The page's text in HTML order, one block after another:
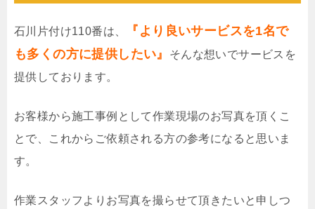
石川片付け110番は、
『より良いサービスを1名で
も多くの方に提供したい』
そんな想いでサービスを
提供しております。
お客様から施工事例として作業現場のお写真を頂くこ
とで、これからご依頼される方の参考になると思いま
す。
作業スタッフよりお写真を撮らせて頂きたいと申しつ